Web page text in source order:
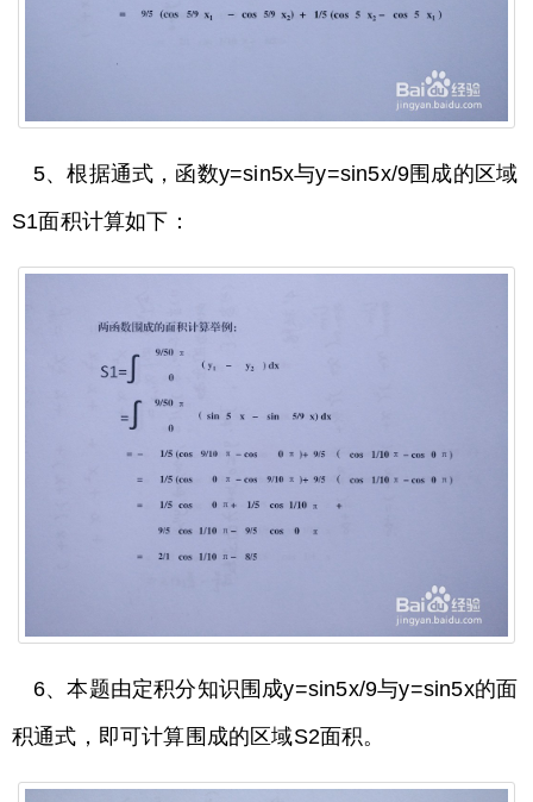
5、根据通式，函数y=sin5x与y=sin5x/9围成的区域
S1面积计算如下：
6、本题由定积分知识围成y=sin5x/9与y=sin5x的面
积通式，即可计算围成的区域S2面积。